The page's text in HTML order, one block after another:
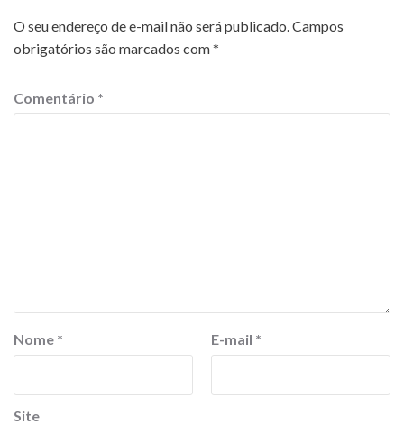
O seu endereço de e-mail não será publicado.Campos
obrigatórios são marcados com*
Comentário *
Nome * E-mail *
Site